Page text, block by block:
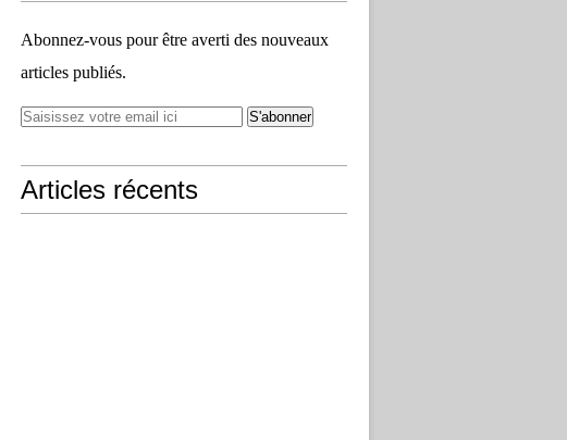
Abonnez-vous pour être averti des nouveaux
articles publiés.
Articles récents